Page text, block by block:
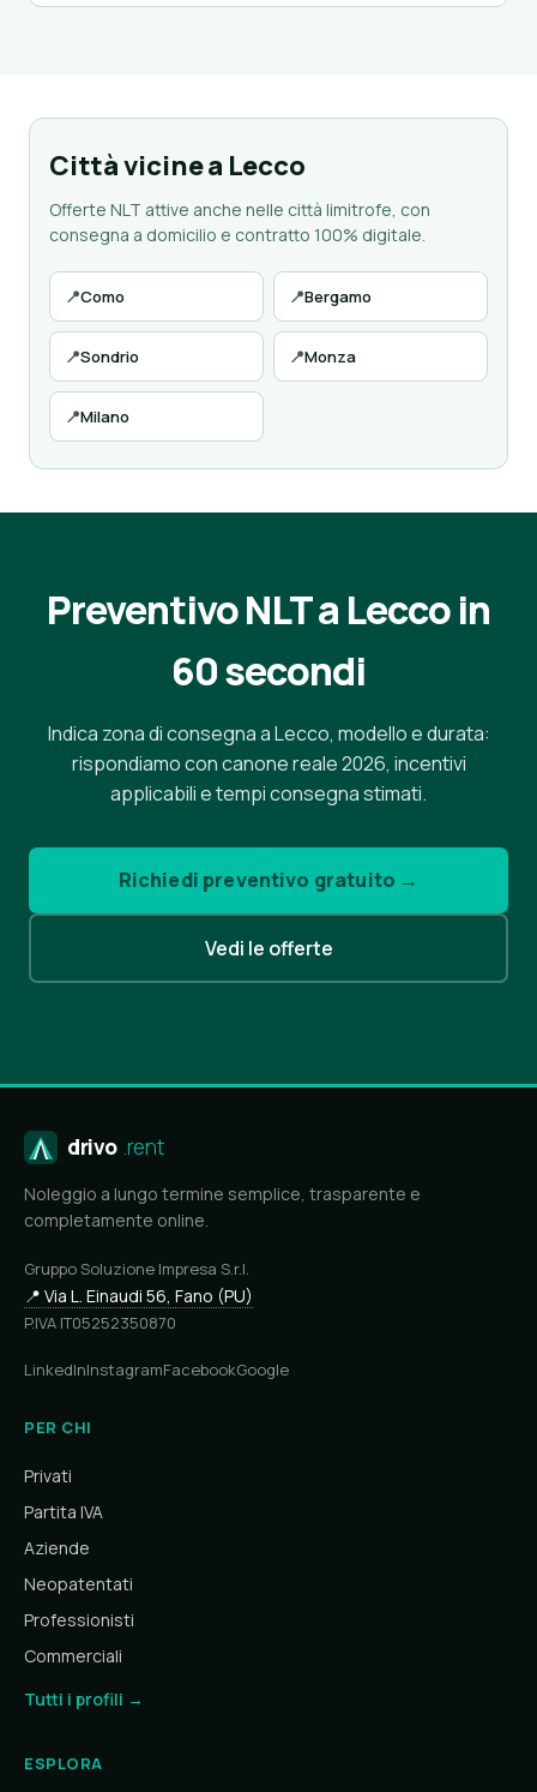
Città vicine a Lecco
Offerte NLT attive anche nelle città limitrofe, con
consegna a domicilio e contratto 100% digitale.
📍Como 📍Bergamo
📍Sondrio 📍Monza
📍Milano
Preventivo NLT a Lecco in
60 secondi
Indica zona di consegna a Lecco, modello e durata:
rispondiamo con canone reale 2026, incentivi
applicabili e tempi consegna stimati.
Richiedi preventivo gratuito →
Vedi le offerte
drivo .rent
Noleggio a lungo termine semplice, trasparente e
completamente online.
Gruppo Soluzione Impresa S.r.l.
📍 Via L. Einaudi 56, Fano (PU)
P.IVA IT05252350870
LinkedInInstagramFacebookGoogle
PER CHI
Privati
Partita IVA
Aziende
Neopatentati
Professionisti
Commerciali
Tutti i profili →
ESPLORA